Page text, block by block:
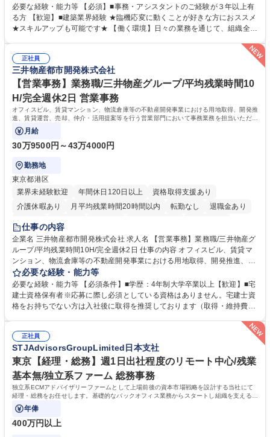
ため、スキルアップも可能です。 【部署内の事務業務全般】 ■サンプルの
仕分け・整理 ■電話応対 ■書類作成（会議資料、お客様宛請求書、支払書
類を取りまとめて経理へ提出等） ■ショールームアテンド・運営・予約業
インテリア事務（部署内アシスタント）】■安定企業で働く
必要な経験・能力等 【必須】■事務・アシスタントのご経験が３年以上有
る方 【歓迎】■建築業界経験 ★臨機応変に動くことが好きな方におススメ
★スキルアップも可能です★ 【働く環境】日々の業務を通じて、組織全体
ンスキルや問題解決能力が磨かれ、キャリアアップのチャンスも豊富。チ
ームとの協力や新しいアイデアを活かす場もあり、やりがいを感じながら
働けます。 【歓迎】 ■インテリアの業界のご経験が有る方■PCの作業に慣
れている方 学歴・資格 学歴：大学院 大学 高専 短大 専修学校 語学力： 資
格：
正社員
三井物産都市開発株式会社
【営業事務】業務職/三井物産グループ/平均残業時間10
H/完全週休2日 営業事務
オフィスビル、賃貸マンション、物流倉庫等の不動産開発事業における用地取得、開発推
進、賃貸運営、売却、仲介・活用提案等を行う営業部門において事務業務を担当いただき
ます。
月給
30万9500円～43万4000円
勤務地
東京都港区
業界未経験歓迎
年間休日120日以上
資格取得支援あり
介護休暇あり
月平均残業時間20時間以内 転勤なし
退職金あり
在宅OK
賞与あり
駅近5分以内
土日祝休み 寮・社宅あり
仕事の内容
企業名 三井物産都市開発株式会社 求人名 【営業事務】業務職/三井物産グ
ループ/平均残業時間10H/完全週休2日 仕事の内容 オフィスビル、賃貸マ
ンション、物流倉庫等の不動産開発事業における用地取得、開発推進、賃
貸運営、売却、仲介・活用提案等を行う営業部門において事務業務を担当
いただきます。 【詳細】・契約書管理、契約書製本、捺印対応、ファイリ
ング、登記簿取得、調書取得・支払業務（各種費用支払、支払管理、請
求・支払データ登録、取引先マスター申請対応）・予算作成及び予実管
告書作成及び月次管理・部内総務庶務全般 など※※配属先によっては上記
の他に担当頂く業務が発生する場合があります。 募集職種 【営業事務】
業務職/三井物産グループ/平均残業時間10H/完全週休2日
必要な経験・能力等
必要な経験・能力等 【必須条件】■学歴：4年制大学卒業以上【歓迎】■宅
建士資格保有者※応募に際し必須としている資格はありません。宅建士資
格をお持ちでない方は入社後に取得を推奨しております（取得・維持費用
る方。 ・社内外の多様な関係者と協調して業務を進められるコミュニケー
ション力がある方。 ・チャレンジを厭わず、粘り強く業務に取り組める
方。多様な関係者と謙虚に信頼関係を構築でき、期限を意識したスケジュ
ール管理が出来る方。※将来的に他部署（営業部門、コーポレート部門）
へのジョブローテーションの可能性があります。 学歴・資格 学歴：大学
院 大学 語学力： 資格：宅地建物取引士
正社員
STJAdvisorsGroupLimited日本支社
東京【経理・総務】週1日出社程度のリモート中心/残業
基本無/独立系ファーム 総務事務
独立系ECMアドバイザリーファームとして上場前後の資本市場戦略を設計する当社にて
経理・総務をお任せします。基礎的なバックオフィス業務からスタートし組織を支える専
任担当として広く活躍できる環境です。
年俸
400万円以上